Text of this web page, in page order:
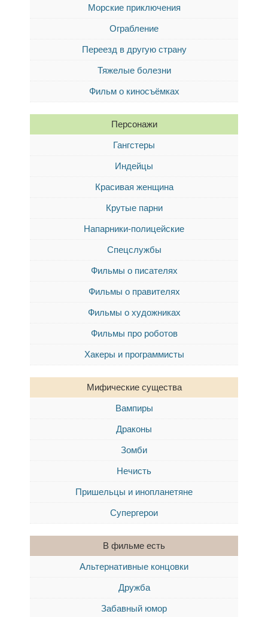
Морские приключения
Ограбление
Переезд в другую страну
Тяжелые болезни
Фильм о киносъёмках
Персонажи
Гангстеры
Индейцы
Красивая женщина
Крутые парни
Напарники-полицейские
Спецслужбы
Фильмы о писателях
Фильмы о правителях
Фильмы о художниках
Фильмы про роботов
Хакеры и программисты
Мифические существа
Вампиры
Драконы
Зомби
Нечисть
Пришельцы и инопланетяне
Супергерои
В фильме есть
Альтернативные концовки
Дружба
Забавный юмор